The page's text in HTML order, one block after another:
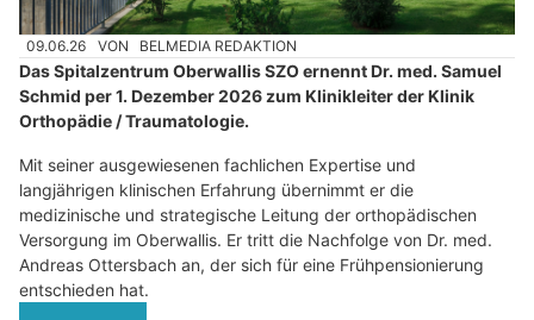
09.06.26 VON BELMEDIA REDAKTION
Das Spitalzentrum Oberwallis SZO ernennt Dr. med. Samuel
Schmid per 1. Dezember 2026 zum Klinikleiter der Klinik
Orthopädie / Traumatologie.
Mit seiner ausgewiesenen fachlichen Expertise und
langjährigen klinischen Erfahrung übernimmt er die
medizinische und strategische Leitung der orthopädischen
Versorgung im Oberwallis. Er tritt die Nachfolge von Dr. med.
Andreas Ottersbach an, der sich für eine Frühpensionierung
entschieden hat.